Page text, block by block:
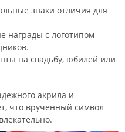
знаки отличия для
награды с логотипом
на свадьбу, юбилей или
акрила и
что врученный символ